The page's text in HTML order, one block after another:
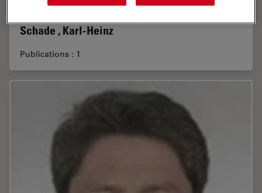
Schade , Karl-Heinz
Publications : 1